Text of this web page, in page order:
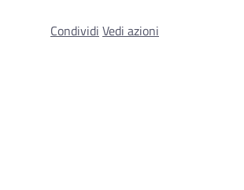
Condividi Vedi azioni